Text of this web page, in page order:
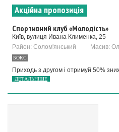
Акційна пропозиція
Спортивний клуб «Молодість»
Київ, вулиця Ивана Клименка, 25
Район: Солом'янський
Масив:
БОКС
Приходь з другом і отримуй 50%
ДЕТАЛЬНІШЕ